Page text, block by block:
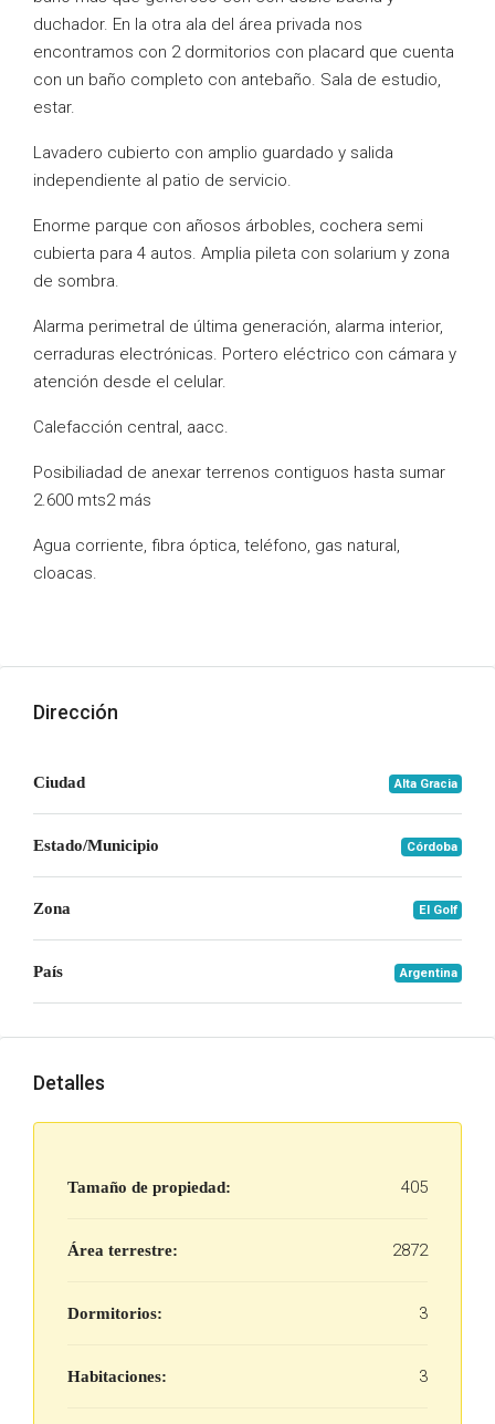
duchador. En la otra ala del área privada nos
encontramos con 2 dormitorios con placard que cuenta
con un baño completo con antebaño. Sala de estudio,
estar.
Lavadero cubierto con amplio guardado y salida
independiente al patio de servicio.
Enorme parque con añosos árbobles, cochera semi
cubierta para 4 autos. Amplia pileta con solarium y zona
de sombra.
Alarma perimetral de última generación, alarma interior,
cerraduras electrónicas. Portero eléctrico con cámara y
atención desde el celular.
Calefacción central, aacc.
Posibiliadad de anexar terrenos contiguos hasta sumar
2.600 mts2 más
Agua corriente, fibra óptica, teléfono, gas natural,
cloacas.
Dirección
Ciudad Alta Gracia
Estado/Municipio Córdoba
Zona El Golf
País Argentina
Detalles
Tamaño de propiedad: 405
Área terrestre: 2872
Dormitorios: 3
Habitaciones: 3